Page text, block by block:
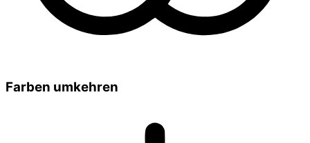
Farben umkehren